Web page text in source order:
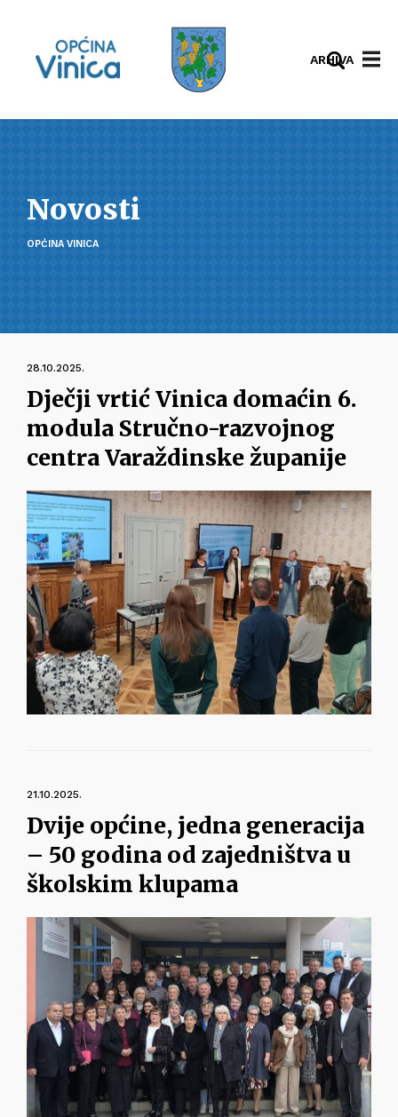
ARHIVA
Novosti
OPĆINA VINICA
28.10.2025.
Dječji vrtić Vinica domaćin 6.
modula Stručno-razvojnog
centra Varaždinske županije
21.10.2025.
Dvije općine, jedna generacija
– 50 godina od zajedništva u
školskim klupama